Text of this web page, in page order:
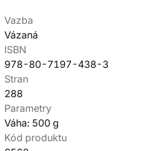
Vazba
Vázaná
ISBN
978-80-7197-438-3
Stran
288
Parametry
Váha: 500 g
Kód produktu